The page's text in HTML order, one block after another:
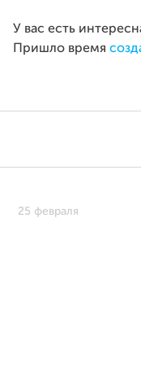
У вас есть
Пришло время
25 февраля